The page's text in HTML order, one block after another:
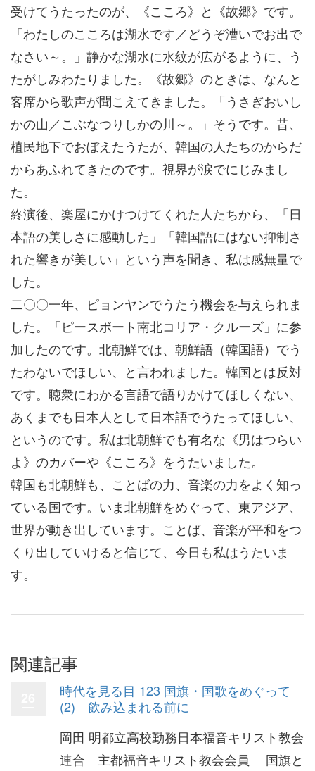
受けてうたったのが、《こころ》と《故郷》です。
「わたしのこころは湖水です／どうぞ漕いでお出で
なさい～。」静かな湖水に水紋が広がるように、う
たがしみわたりました。《故郷》のときは、なんと
客席から歌声が聞こえてきました。「うさぎおいし
かの山／こぶなつりしかの川～。」そうです。昔、
植民地下でおぼえたうたが、韓国の人たちのからだ
からあふれてきたのです。視界が涙でにじみまし
た。
終演後、楽屋にかけつけてくれた人たちから、「日
本語の美しさに感動した」「韓国語にはない抑制さ
れた響きが美しい」という声を聞き、私は感無量で
した。
二〇〇一年、ピョンヤンでうたう機会を与えられま
した。「ピースボート南北コリア・クルーズ」に参
加したのです。北朝鮮では、朝鮮語（韓国語）でう
たわないでほしい、と言われました。韓国とは反対
です。聴衆にわかる言語で語りかけてほしくない、
あくまでも日本人として日本語でうたってほしい、
というのです。私は北朝鮮でも有名な《男はつらい
よ》のカバーや《こころ》をうたいました。
韓国も北朝鮮も、ことばの力、音楽の力をよく知っ
ている国です。いま北朝鮮をめぐって、東アジア、
世界が動き出しています。ことば、音楽が平和をつ
くり出していけると信じて、今日も私はうたいま
す。
関連記事
時代を見る目 123 国旗・国歌をめぐって
(2) 飲み込まれる前に
岡田 明都立高校勤務日本福音キリスト教会
連合 主都福音キリスト教会会員 国旗と